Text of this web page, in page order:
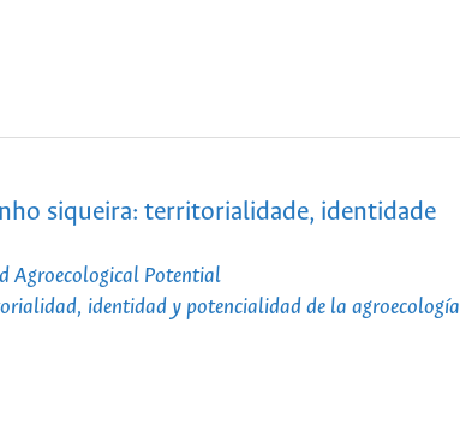
siqueira: territorialidade, identidade
Agroecological Potential
identidad y potencialidad de la agroecología